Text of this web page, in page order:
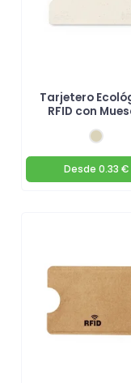
Tarjetero
RFID con
Desde 0.33 €